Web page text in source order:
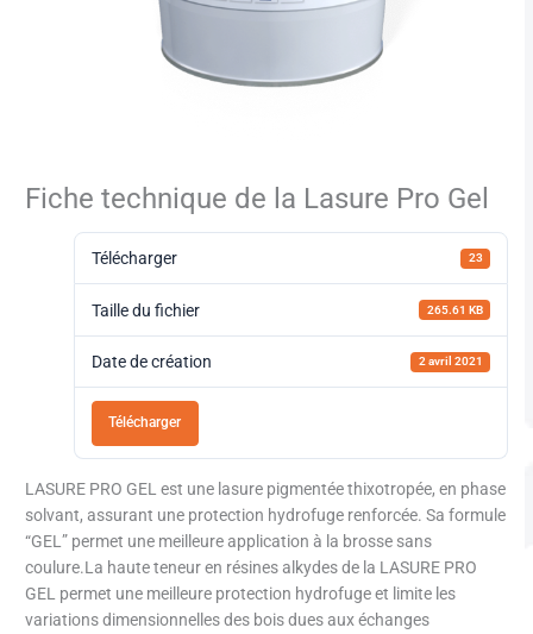
Fiche technique de la Lasure Pro Gel
Télécharger 23
Taille du fichier 265.61 KB
Date de création 2 avril 2021
Télécharger
LASURE PRO GEL est une lasure pigmentée thixotropée, en phase
solvant, assurant une protection hydrofuge renforcée. Sa formule
“GEL” permet une meilleure application à la brosse sans
coulure.La haute teneur en résines alkydes de la LASURE PRO
GEL permet une meilleure protection hydrofuge et limite les
variations dimensionnelles des bois dues aux échanges